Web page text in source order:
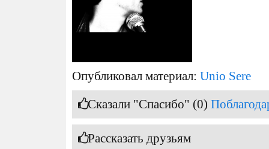
Опубликовал материал: Unio Sere
Сказали "Спасибо" (0)
Рассказать друзьям